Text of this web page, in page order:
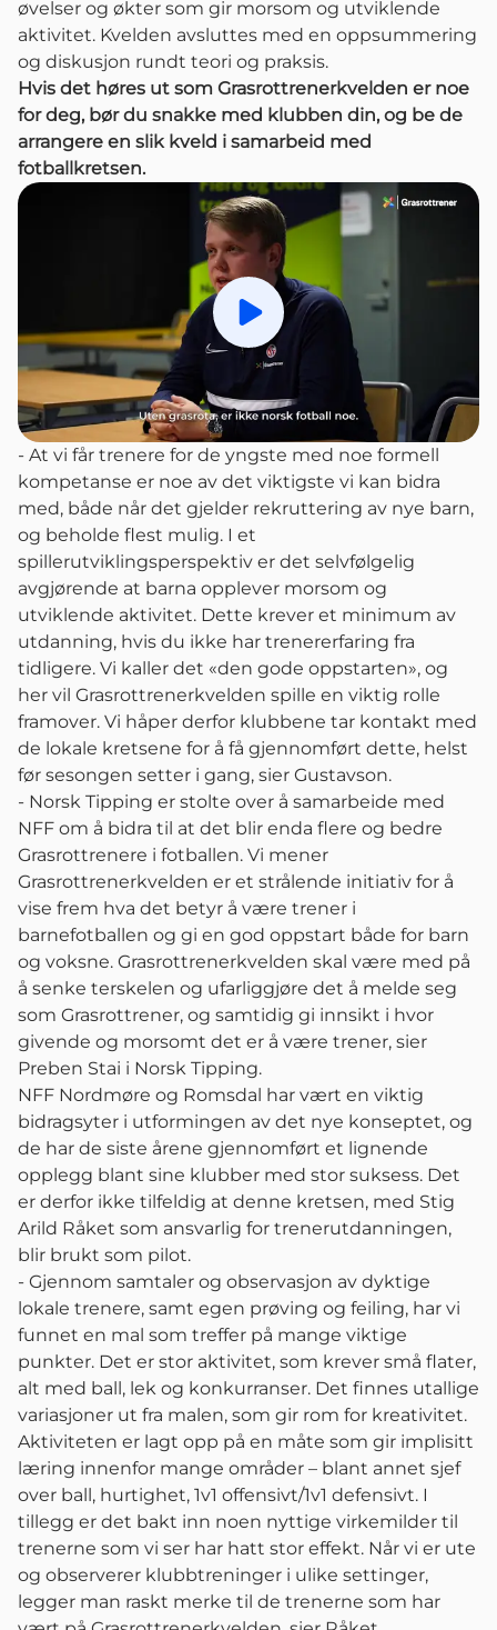
øvelser og økter som gir morsom og utviklende
aktivitet. Kvelden avsluttes med en oppsummering
og diskusjon rundt teori og praksis.
Hvis det høres ut som Grasrottrenerkvelden er noe
for deg, bør du snakke med klubben din, og be de
arrangere en slik kveld i samarbeid med
fotballkretsen.
Spill av
- At vi får trenere for de yngste med noe formell
kompetanse er noe av det viktigste vi kan bidra
med, både når det gjelder rekruttering av nye barn,
og beholde flest mulig. I et
spillerutviklingsperspektiv er det selvfølgelig
avgjørende at barna opplever morsom og
utviklende aktivitet. Dette krever et minimum av
utdanning, hvis du ikke har trenererfaring fra
tidligere. Vi kaller det «den gode oppstarten», og
her vil Grasrottrenerkvelden spille en viktig rolle
framover. Vi håper derfor klubbene tar kontakt med
de lokale kretsene for å få gjennomført dette, helst
før sesongen setter i gang, sier Gustavson.
- Norsk Tipping er stolte over å samarbeide med
NFF om å bidra til at det blir enda flere og bedre
Grasrottrenere i fotballen. Vi mener
Grasrottrenerkvelden er et strålende initiativ for å
vise frem hva det betyr å være trener i
barnefotballen og gi en god oppstart både for barn
og voksne. Grasrottrenerkvelden skal være med på
å senke terskelen og ufarliggjøre det å melde seg
som Grasrottrener, og samtidig gi innsikt i hvor
givende og morsomt det er å være trener, sier
Preben Stai i Norsk Tipping.
NFF Nordmøre og Romsdal har vært en viktig
bidragsyter i utformingen av det nye konseptet, og
de har de siste årene gjennomført et lignende
opplegg blant sine klubber med stor suksess. Det
er derfor ikke tilfeldig at denne kretsen, med Stig
Arild Råket som ansvarlig for trenerutdanningen,
blir brukt som pilot.
- Gjennom samtaler og observasjon av dyktige
lokale trenere, samt egen prøving og feiling, har vi
funnet en mal som treffer på mange viktige
punkter. Det er stor aktivitet, som krever små flater,
alt med ball, lek og konkurranser. Det finnes utallige
variasjoner ut fra malen, som gir rom for kreativitet.
Aktiviteten er lagt opp på en måte som gir implisitt
læring innenfor mange områder – blant annet sjef
over ball, hurtighet, 1v1 offensivt/1v1 defensivt. I
tillegg er det bakt inn noen nyttige virkemilder til
trenerne som vi ser har hatt stor effekt. Når vi er ute
og observerer klubbtreninger i ulike settinger,
legger man raskt merke til de trenerne som har